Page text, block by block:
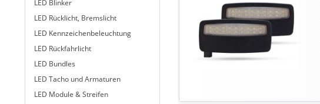
LED Blinker
LED Rücklicht, Bremslicht
LED Kennzeichenbeleuchtung
LED Rückfahrlicht
LED Bundles
LED Tacho und Armaturen
LED Module & Streifen